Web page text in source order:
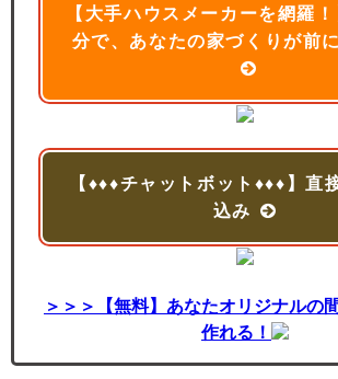
【大手ハウスメーカーを網羅
分で、あなたの家づくりが前
【♦♦♦チャットボット♦♦♦】直
込み
＞＞＞【無料】あなたオリジナルの
作れる！